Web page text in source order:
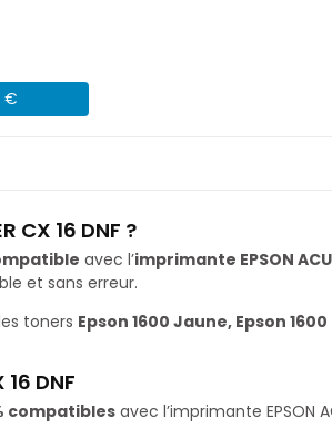
€
CX 16 DNF ?
avec l’imprimante EPSON
et sans erreur.
toners Epson 1600 Jaune, Epson
DNF
compatibles avec l’imprimante EPSON